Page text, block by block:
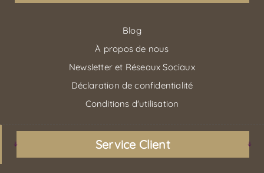
Blog
À propos de nous
Newsletter et Réseaux Sociaux
Déclaration de confidentialité
Conditions d'utilisation
Service Client